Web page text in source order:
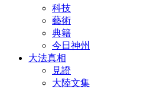
科技
藝術
典籍
今日神州
大法真相
見證
大陸文集